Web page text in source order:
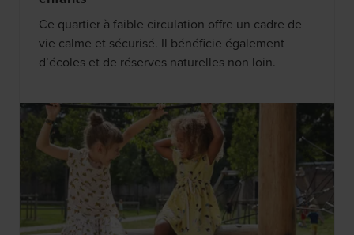
Ce quartier à faible circulation offre un cadre de
vie calme et sécurisé. Il bénéficie également
d’écoles et de réserves naturelles non loin.